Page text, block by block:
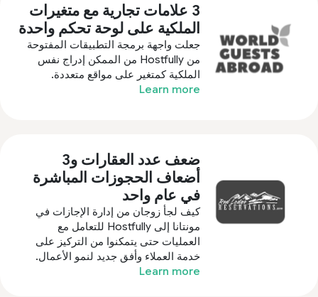
3 علامات تجارية مع متغيرات
الملكية على لوحة تحكم واحدة
جعلت واجهة برمجة التطبيقات المفتوحة
من Hostfully من الممكن إدراج نفس
الملكية كمتغير على مواقع متعددة.
Learn more
ضعف عدد العقارات و3
أضعاف الحجوزات المباشرة
في عام واحد
كيف لجأ زوجان من إدارة الإجازات في
مونتانا إلى Hostfully للتعامل مع
العمليات حتى يتمكنوا من التركيز على
خدمة العملاء وأفق جديد لنمو الأعمال.
Learn more